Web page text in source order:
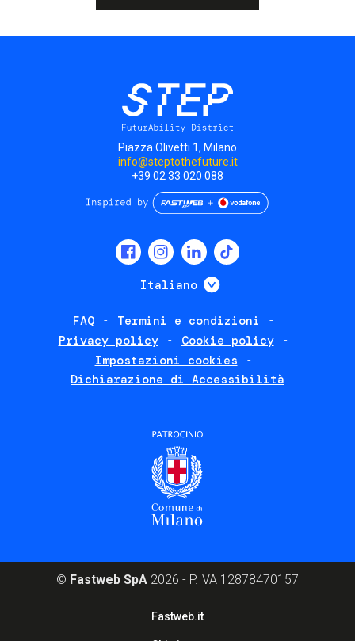
Piazza Olivetti 1, Milano
info@steptothefuture.it
+39 02 33 020 088
Italiano Mostra ulteriori
FAQ
Termini e condizioni
Privacy policy
Cookie policy
Impostazioni cookies
Dichiarazione di Accessibilità
© Fastweb SpA 2026 - P.IVA 12878470157
Fastweb.it